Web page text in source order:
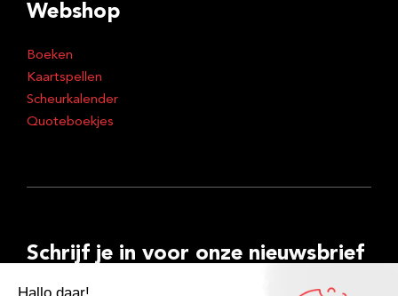
Webshop
Boeken
Kaartspellen
Scheurkalender
Quoteboekjes
Schrijf je in voor onze nieuwsbrief